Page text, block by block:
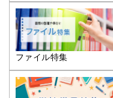
ファイル特集